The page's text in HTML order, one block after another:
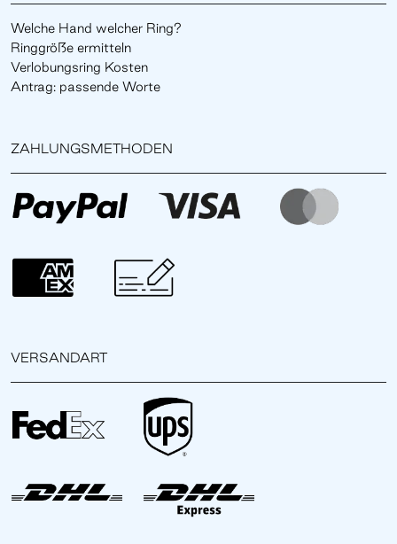
Welche Hand welcher Ring?
Ringgröße ermitteln
Verlobungsring Kosten
Antrag: passende Worte
ZAHLUNGSMETHODEN
VERSANDART